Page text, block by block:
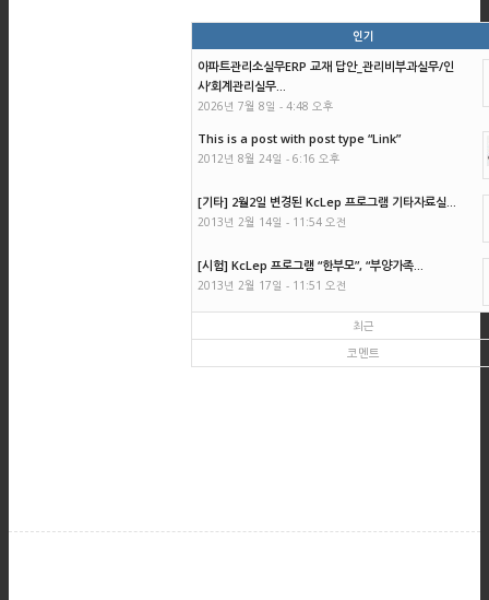
인기
아파트관리소실무ERP 교재 답안_관리비부과실무/인
사’회계관리실무...
2026년 7월 8일 - 4:48 오후
This is a post with post type “Link”
2012년 8월 24일 - 6:16 오후
[기타] 2월2일 변경된 KcLep 프로그램 기타자료실...
2013년 2월 14일 - 11:54 오전
[시험] KcLep 프로그램 “한부모”, “부양가족...
2013년 2월 17일 - 11:51 오전
최근
코멘트